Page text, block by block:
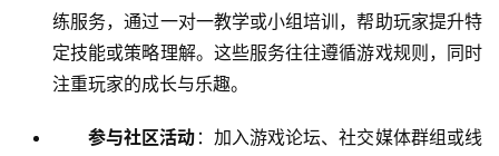
练服务，通过一对一教学或小组培训，帮助玩家提升特
定技能或策略理解。这些服务往往遵循游戏规则，同时
注重玩家的成长与乐趣。
参与社区活动 ：加入游戏论坛、社交媒体群组或线